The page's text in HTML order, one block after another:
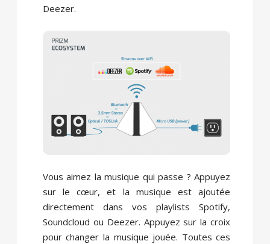
Deezer.
Vous aimez la musique qui passe ? Appuyez
sur le cœur, et la musique est ajoutée
directement dans vos playlists Spotify,
Soundcloud ou Deezer. Appuyez sur la croix
pour changer la musique jouée. Toutes ces